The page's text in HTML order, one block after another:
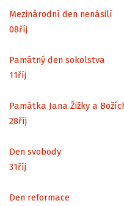
Mezinárodní den nenásilí
08říj
Památný den sokolstva
11říj
Památka Jana Žižky a
28říj
Den svobody
31říj
Den reformace